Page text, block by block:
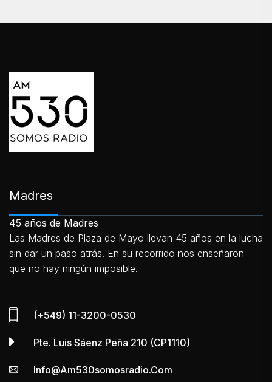
Madres
45 años de Madres
Las Madres de Plaza de Mayo llevan 45 años en la lucha
sin dar un paso atrás. En su recorrido nos enseñaron
que no hay ningún imposible.
(+549) 11-3200-0530
Pte. Luis Sáenz Peña 210 (CP1110)
Info@am530somosradio.com